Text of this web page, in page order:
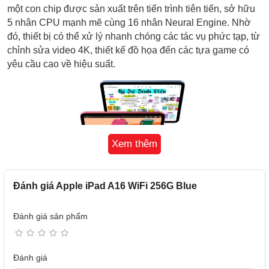
một con chip được sản xuất trên tiến trình tiên tiến, sở hữu
5 nhân CPU mạnh mẽ cùng 16 nhân Neural Engine. Nhờ
đó, thiết bị có thể xử lý nhanh chóng các tác vụ phức tạp, từ
chỉnh sửa video 4K, thiết kế đồ họa đến các tựa game có
yêu cầu cao về hiệu suất.
Khả năng xử lý đồ họa cũng là một điểm nhấn trên iPad
hình và hiển thị chi tiết hình ảnh sống động hơn. Bên cạnh
Xem thêm
Đánh giá Apple iPad A16 WiFi 256G Blue
Đánh giá sản phẩm
Đánh giá